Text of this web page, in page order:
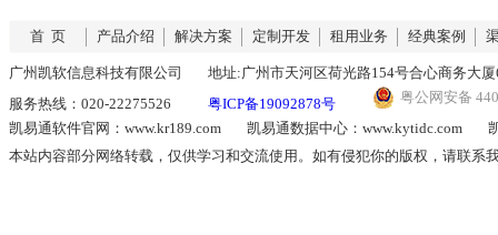
首 页 产品介绍 解决方案 定制开发 租用业务 经典案例
广州凯软信息科技有限公司
地址:广州市天河区荷光路154号合心商务大厦
服务热线：020-22275526
粤ICP备19092878号
粤公网安备
凯易通软件官网：www.kr189.com
凯易通数据中心：www.kytidc.com
本站内容部分网络转载，仅供学习和交流使用。如有侵犯你的版权，请联系